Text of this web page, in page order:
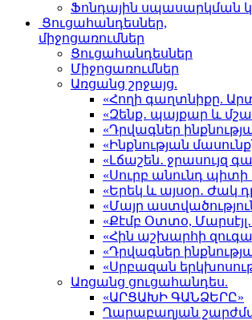
Ֆոնդային սպասարկման
Ցուցահանդեսներ,
միջոցառումներ
Ցուցահանդեսներ
Միջոցառումներ
Առցանց շրջայց.
«Հողի գաղտնիքը.
«Զենք․ պայքար և
«Դրվագներ
«Ինքնության
«Լճաշեն․ ջրասույզ
«Սուրբ անունդ
«Երեկ և այսօր․ Ժակ
«Մայր
«Քէմբ Օտտօ,
«Հին աշխարհի
«Դրվագներ
«Սրբազան
Առցանց ցուցահանդես.
«ԱՐՑԱԽԻ ԳԱՆՁԵՐԸ»
Ղարաբաղյան